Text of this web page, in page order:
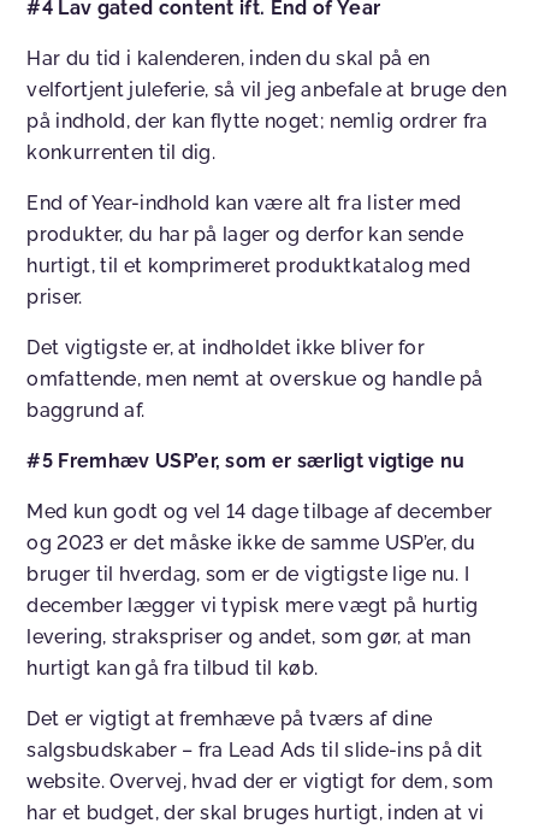
#4 Lav gated content ift. End of Year
Har du tid i kalenderen, inden du skal på en
velfortjent juleferie, så vil jeg anbefale at bruge den
på indhold, der kan flytte noget; nemlig ordrer fra
konkurrenten til dig.
End of Year-indhold kan være alt fra lister med
produkter, du har på lager og derfor kan sende
hurtigt, til et komprimeret produktkatalog med
priser.
Det vigtigste er, at indholdet ikke bliver for
omfattende, men nemt at overskue og handle på
baggrund af.
#5 Fremhæv USP’er, som er særligt vigtige nu
Med kun godt og vel 14 dage tilbage af december
og 2023 er det måske ikke de samme USP’er, du
bruger til hverdag, som er de vigtigste lige nu. I
december lægger vi typisk mere vægt på hurtig
levering, strakspriser og andet, som gør, at man
hurtigt kan gå fra tilbud til køb.
Det er vigtigt at fremhæve på tværs af dine
salgsbudskaber – fra Lead Ads til slide-ins på dit
website. Overvej, hvad der er vigtigt for dem, som
har et budget, der skal bruges hurtigt, inden at vi